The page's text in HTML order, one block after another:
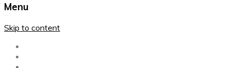
Menu
Skip to content